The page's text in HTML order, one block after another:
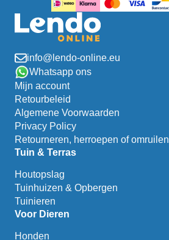
info@lendo-online.eu
Whatsapp ons
Mijn account
Retourbeleid
Algemene Voorwaarden
Privacy Policy
Retourneren, herroepen of omruilen
Tuin & Terras
Houtopslag
Tuinhuizen & Opbergen
Tuinieren
Voor Dieren
Honden